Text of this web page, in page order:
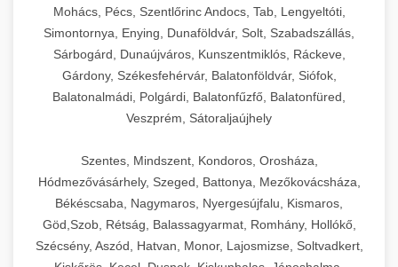
Mohács, Pécs, Szentlőrinc Andocs, Tab, Lengyeltóti,
Simontornya, Enying, Dunaföldvár, Solt, Szabadszállás,
Sárbogárd, Dunaújváros, Kunszentmiklós, Ráckeve,
Gárdony, Székesfehérvár, Balatonföldvár, Siófok,
Balatonalmádi, Polgárdi, Balatonfűzfő, Balatonfüred,
Veszprém, Sátoraljaújhely
Szentes, Mindszent, Kondoros, Orosháza,
Hódmezővásárhely, Szeged, Battonya, Mezőkovácsháza,
Békéscsaba, Nagymaros, Nyergesújfalu, Kismaros,
Göd,Szob, Rétság, Balassagyarmat, Romhány, Hollókő,
Szécsény, Aszód, Hatvan, Monor, Lajosmizse, Soltvadkert,